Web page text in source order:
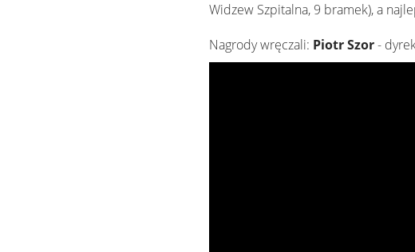
Widzew Szpitalna, 9 bramek), a
Nagrody wręczali: Piotr Szor-